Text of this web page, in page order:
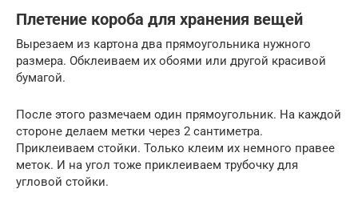
Плетение короба для хранения вещей
Вырезаем из картона два прямоугольника нужного
размера. Обклеиваем их обоями или другой красивой
бумагой.
После этого размечаем один прямоугольник. На каждой
стороне делаем метки через 2 сантиметра.
Приклеиваем стойки. Только клеим их немного правее
меток. И на угол тоже приклеиваем трубочку для
угловой стойки.